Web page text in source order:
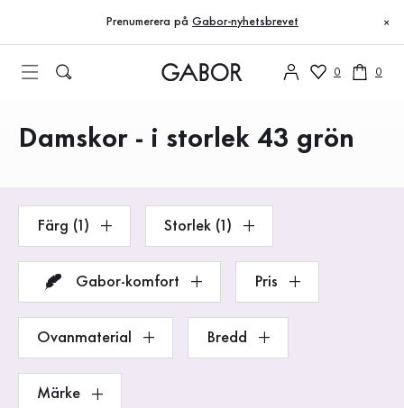
Till innehållsförteckning
Till huvudnavigation
Prenumerera på Gabor-nyhetsbrevet ×
0 0
Produkter
Damskor - i storlek 43 grön
Färg (1) Storlek (1)
Gabor-komfort Pris
Ovanmaterial Bredd
Märke